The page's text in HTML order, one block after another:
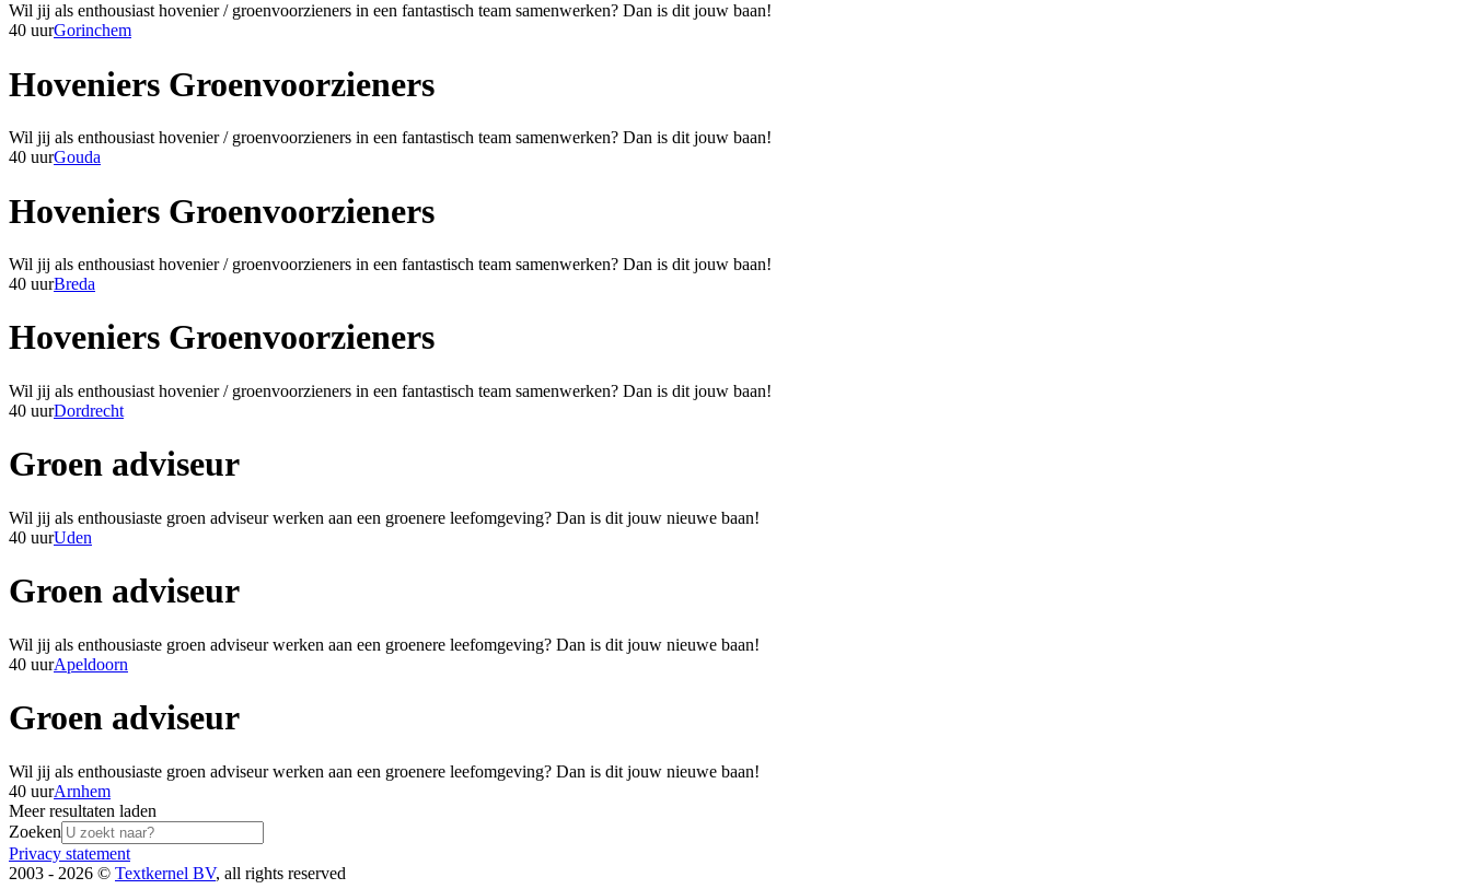
Wil jij als enthousiast hovenier / groenvoorzieners in een fantastisch team samenwerken? Dan is dit jouw baan!
40 uurGorinchem
Hoveniers Groenvoorzieners
Wil jij als enthousiast hovenier / groenvoorzieners in een fantastisch team samenwerken? Dan is dit jouw baan!
40 uurGouda
Hoveniers Groenvoorzieners
Wil jij als enthousiast hovenier / groenvoorzieners in een fantastisch team samenwerken? Dan is dit jouw baan!
40 uurBreda
Hoveniers Groenvoorzieners
Wil jij als enthousiast hovenier / groenvoorzieners in een fantastisch team samenwerken? Dan is dit jouw baan!
40 uurDordrecht
Groen adviseur
Wil jij als enthousiaste groen adviseur werken aan een groenere leefomgeving? Dan is dit jouw nieuwe baan!
40 uurUden
Groen adviseur
Wil jij als enthousiaste groen adviseur werken aan een groenere leefomgeving? Dan is dit jouw nieuwe baan!
40 uurApeldoorn
Groen adviseur
Wil jij als enthousiaste groen adviseur werken aan een groenere leefomgeving? Dan is dit jouw nieuwe baan!
40 uurArnhem
Meer resultaten laden
Zoeken
Privacy statement
2003 - 2026 © Textkernel BV, all rights reserved